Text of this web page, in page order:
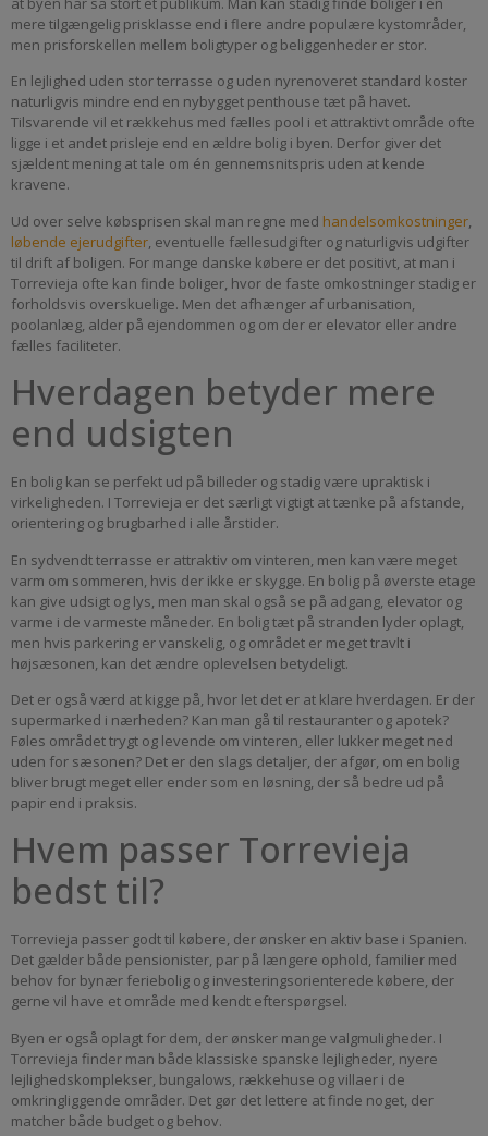
mere tilgængelig prisklasse end i flere andre populære kystområder,
men prisforskellen mellem boligtyper og beliggenheder er stor.
En lejlighed uden stor terrasse og uden nyrenoveret standard koster
naturligvis mindre end en nybygget penthouse tæt på havet.
Tilsvarende vil et rækkehus med fælles pool i et attraktivt område ofte
ligge i et andet prisleje end en ældre bolig i byen. Derfor giver det
sjældent mening at tale om én gennemsnitspris uden at kende
kravene.
Ud over selve købsprisen skal man regne med handelsomkostninger,
løbende ejerudgifter, eventuelle fællesudgifter og naturligvis udgifter
til drift af boligen. For mange danske købere er det positivt, at man i
Torrevieja ofte kan finde boliger, hvor de faste omkostninger stadig er
forholdsvis overskuelige. Men det afhænger af urbanisation,
poolanlæg, alder på ejendommen og om der er elevator eller andre
fælles faciliteter.
Hverdagen betyder mere
end udsigten
En bolig kan se perfekt ud på billeder og stadig være upraktisk i
virkeligheden. I Torrevieja er det særligt vigtigt at tænke på afstande,
orientering og brugbarhed i alle årstider.
En sydvendt terrasse er attraktiv om vinteren, men kan være meget
varm om sommeren, hvis der ikke er skygge. En bolig på øverste etage
kan give udsigt og lys, men man skal også se på adgang, elevator og
varme i de varmeste måneder. En bolig tæt på stranden lyder oplagt,
men hvis parkering er vanskelig, og området er meget travlt i
højsæsonen, kan det ændre oplevelsen betydeligt.
Det er også værd at kigge på, hvor let det er at klare hverdagen. Er der
supermarked i nærheden? Kan man gå til restauranter og apotek?
Føles området trygt og levende om vinteren, eller lukker meget ned
uden for sæsonen? Det er den slags detaljer, der afgør, om en bolig
bliver brugt meget eller ender som en løsning, der så bedre ud på
papir end i praksis.
Hvem passer Torrevieja
bedst til?
Torrevieja passer godt til købere, der ønsker en aktiv base i Spanien.
Det gælder både pensionister, par på længere ophold, familier med
behov for bynær feriebolig og investeringsorienterede købere, der
gerne vil have et område med kendt efterspørgsel.
Byen er også oplagt for dem, der ønsker mange valgmuligheder. I
Torrevieja finder man både klassiske spanske lejligheder, nyere
lejlighedskomplekser, bungalows, rækkehuse og villaer i de
omkringliggende områder. Det gør det lettere at finde noget, der
matcher både budget og behov.